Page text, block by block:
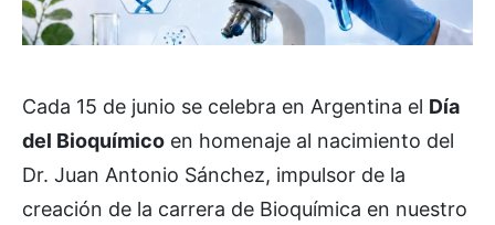
Cada 15 de junio se celebra en Argentina el Día
del Bioquímico en homenaje al nacimiento del
Dr. Juan Antonio Sánchez, impulsor de la
creación de la carrera de Bioquímica en nuestro